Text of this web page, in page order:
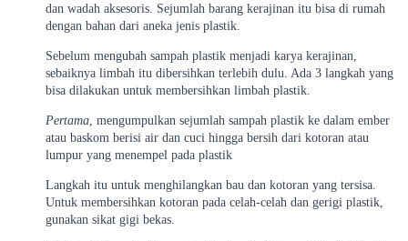
dan wadah aksesoris. Sejumlah barang kerajinan itu bisa di rumah
dengan bahan dari aneka jenis plastik.
Sebelum mengubah sampah plastik menjadi karya kerajinan,
sebaiknya limbah itu dibersihkan terlebih dulu. Ada 3 langkah yang
bisa dilakukan untuk membersihkan limbah plastik.
Pertama , mengumpulkan sejumlah sampah plastik ke dalam ember
atau baskom berisi air dan cuci hingga bersih dari kotoran atau
lumpur yang menempel pada plastik
Langkah itu untuk menghilangkan bau dan kotoran yang tersisa.
Untuk membersihkan kotoran pada celah-celah dan gerigi plastik,
gunakan sikat gigi bekas.